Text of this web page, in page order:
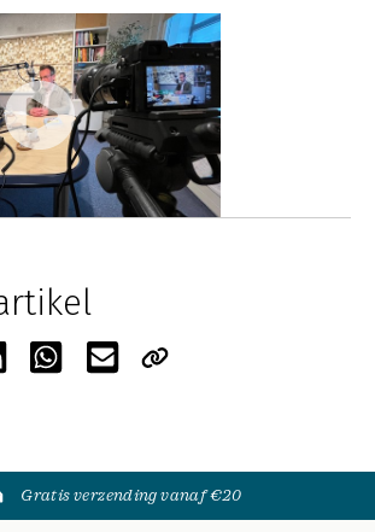
Gratis verzending vanaf €20